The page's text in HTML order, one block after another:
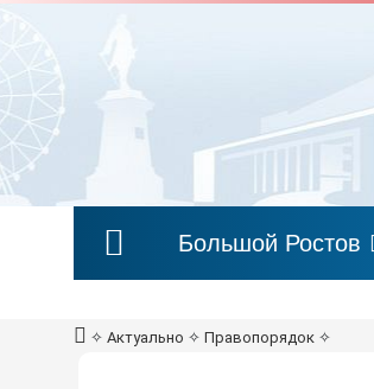
Большой Ростов
✧ Актуально ✧ Правопорядок ✧